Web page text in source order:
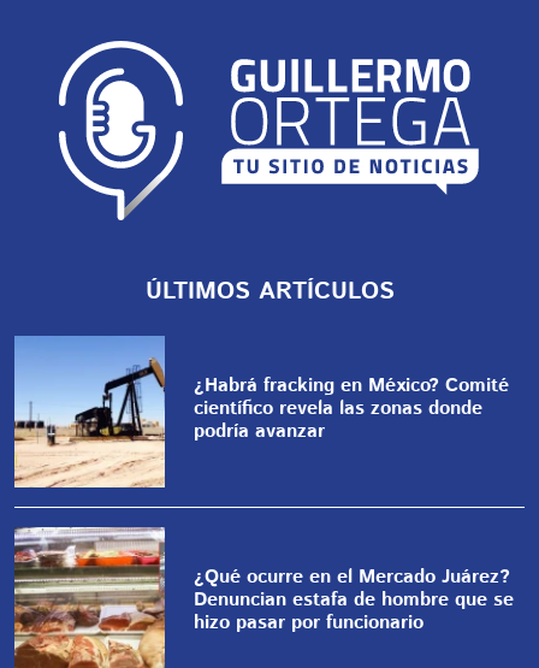
ÚLTIMOS ARTÍCULOS
¿Habrá fracking en México? Comité
científico revela las zonas donde
podría avanzar
¿Qué ocurre en el Mercado Juárez?
Denuncian estafa de hombre que se
hizo pasar por funcionario